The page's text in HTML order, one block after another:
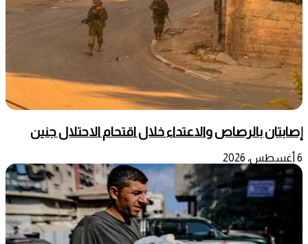
إصابتان بالرصاص والاعتداء خلال اقتحام الاحتلال جنين
6 أغسطس، 2026